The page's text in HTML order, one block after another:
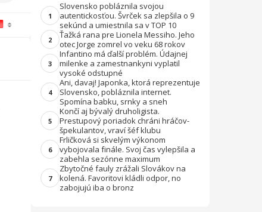
1
Slovensko pobláznila svojou
autentickosťou. Švrček sa zlepšila o 9
sekúnd a umiestnila sa v TOP 10
2
Ťažká rana pre Lionela Messiho. Jeho
otec Jorge zomrel vo veku 68 rokov
3
Infantino má ďalší problém. Údajnej
milenke a zamestnankyni vyplatil
vysoké odstupné
4
Ani, davaj! Japonka, ktorá reprezentuje
Slovensko, pobláznila internet.
Spomína babku, srnky a sneh
5
Končí aj bývalý druholigista.
Prestupový poriadok chráni hráčov-
špekulantov, vraví šéf klubu
6
Frličková si skvelým výkonom
vybojovala finále. Svoj čas vylepšila a
zabehla sezónne maximum
7
Zbytočné fauly zrážali Slovákov na
kolená. Favoritovi kládli odpor, no
zabojujú iba o bronz